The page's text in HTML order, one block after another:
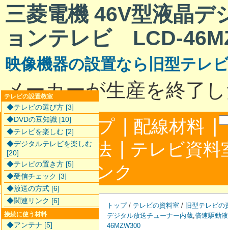
三菱電機 46V型液晶デ
ョンテレビ LCD-
映像機器の設置なら旧型テレ
メーカーが生産を終了
サイトマップ | 配線材料 |
配線接続方法 | テレビ資料
合わせ|リンク
トップ/ テレビの資料室 / 旧型テレビの
デジタル放送チューナー内蔵,倍速駆動
46MZW300
テレビの設置教室
◆テレビの選び方 [3]
◆DVDの豆知識 [10]
◆テレビを楽しむ [2]
◆デジタルテレビを楽しむ
[20]
◆テレビの置き方 [5]
◆受信チェック [3]
◆放送の方式 [6]
◆関連リンク [6]
接続に使う材料
◆アンテナ [5]